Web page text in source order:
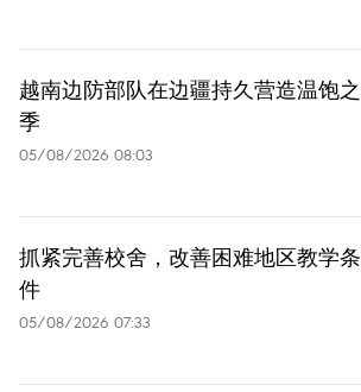
越南边防部队在边疆持久营造温饱之
季
05/08/2026 08:03
抓紧完善校舍，改善困难地区教学条
件
05/08/2026 07:33